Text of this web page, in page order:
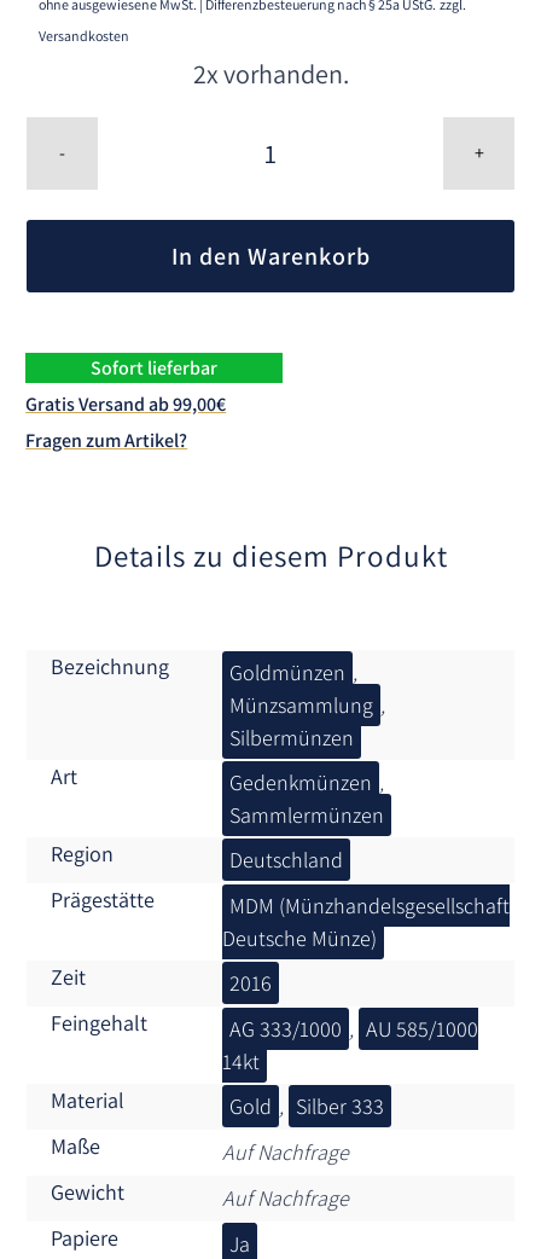
ohne ausgewiesene MwSt. | Differenzbesteuerung nach § 25a UStG. zzgl.
Versandkosten
2x vorhanden.
- „Blauer
–
Exklusive
Sammlung
2016
Goldmünze
Menge
+
In den Warenkorb
Sofort lieferbar
Gratis Versand ab 99,00€
Fragen zum Artikel?
Details zu diesem Produkt
Bezeichnung Goldmünzen ,
Münzsammlung ,
Silbermünzen
Art
Gedenkmünzen ,
Sammlermünzen
Region
Deutschland
Prägestätte
MDM (Münzhandelsgesellschaft
Deutsche Münze)
Zeit
2016
Feingehalt
AG 333/1000 , AU 585/1000
14kt
Material
Gold , Silber 333
Maße
Auf Nachfrage
Gewicht
Auf Nachfrage
Papiere
Ja